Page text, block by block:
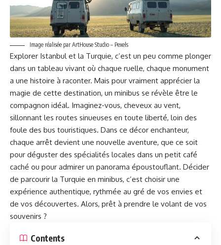
Image réalisée par ArtHouse Studio – Pexels
Explorer Istanbul et la Turquie, c’est un peu comme plonger
dans un tableau vivant où chaque ruelle, chaque monument
a une histoire à raconter. Mais pour vraiment apprécier la
magie de cette destination, un minibus se révèle être le
compagnon idéal. Imaginez-vous, cheveux au vent,
sillonnant les routes sinueuses en toute liberté, loin des
foule des bus touristiques. Dans ce décor enchanteur,
chaque arrêt devient une nouvelle aventure, que ce soit
pour déguster des spécialités locales dans un petit café
caché ou pour admirer un panorama époustouflant. Décider
de parcourir la Turquie en minibus, c’est choisir une
expérience authentique, rythmée au gré de vos envies et
de vos découvertes. Alors, prêt à prendre le volant de vos
souvenirs ?
Contents